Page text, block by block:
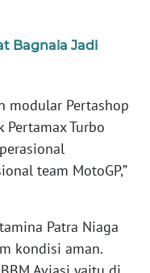
Bagnaia Jadi
modular Pertashop
Turbo
team MotoGP,”
Patra Niaga
kondisi aman.